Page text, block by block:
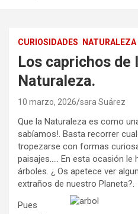
CURIOSIDADES NATURALEZA
Los caprichos de
Naturaleza.
10 marzo, 2026 sara Suárez
Que la Naturaleza es como
sabíamos!. Basta recorrer
tropezarse con formas
paisajes….. En esta ocasión le
árboles. ¿ Os apetece ver
extraños de nuestro Planeta?.
Pues